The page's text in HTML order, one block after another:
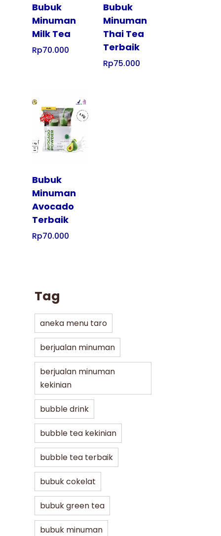
Bubuk
Minuman
Milk Tea
Rp70.000
Bubuk
Minuman
Thai Tea
Terbaik
Rp75.000
Tampilkan
Bubuk
Minuman
Avocado
Terbaik
Rp70.000
Tag
aneka menu taro
berjualan minuman
berjualan minuman
kekinian
bubble drink
bubble tea kekinian
bubble tea terbaik
bubuk cokelat
bubuk green tea
bubuk minuman